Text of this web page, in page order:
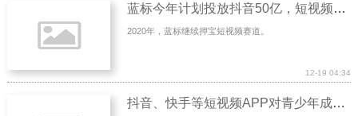
蓝标今年计划投放抖音50亿，短视频让营销行业“变天了”？
2020年，蓝标继续押宝短视频赛道。
12-19 04:34
抖音、快手等短视频APP对青少年成长的影响及治理